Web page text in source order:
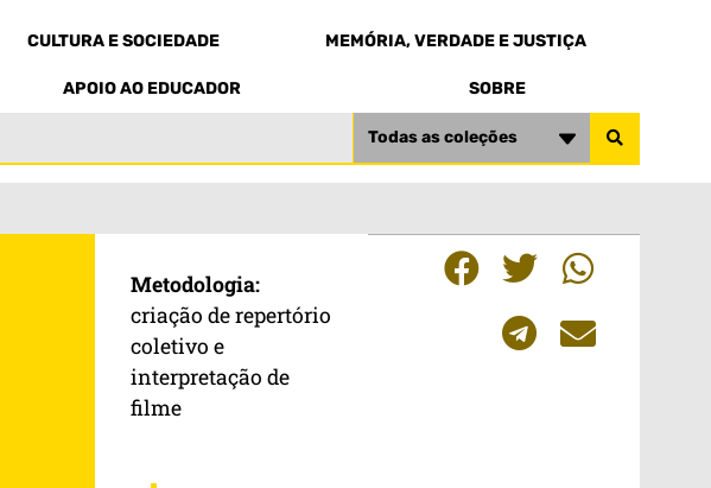
CULTURA E SOCIEDADE MEMÓRIA, VERDADE E JUSTIÇA
APOIO AO EDUCADOR SOBRE
Todas as coleções
Metodologia:
criação de repertório
coletivo e
interpretação de
filme